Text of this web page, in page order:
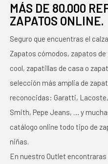
MÁS DE 80.000
ZAPATOS ONLINE.
Seguro que encuentras el
Zapatos cómodos, zapatos
cool, zapatillas de casa o
selección más amplia de
reconocidas: Garatti,
Smith, Pepe Jeans, … y
catálogo online todo tipo de
niñas.
En nuestro Outlet